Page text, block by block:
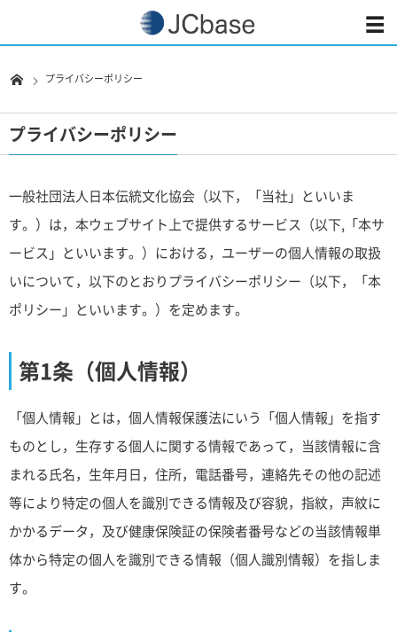
プライバシーポリシー
プライバシーポリシー
一般社団法人日本伝統文化協会（以下，「当社」といいま
す。）は，本ウェブサイト上で提供するサービス（以下,「本サ
ービス」といいます。）における，ユーザーの個人情報の取扱
いについて，以下のとおりプライバシーポリシー（以下，「本
ポリシー」といいます。）を定めます。
第1条（個人情報）
「個人情報」とは，個人情報保護法にいう「個人情報」を指す
ものとし，生存する個人に関する情報であって，当該情報に含
まれる氏名，生年月日，住所，電話番号，連絡先その他の記述
等により特定の個人を識別できる情報及び容貌，指紋，声紋に
かかるデータ，及び健康保険証の保険者番号などの当該情報単
体から特定の個人を識別できる情報（個人識別情報）を指しま
す。